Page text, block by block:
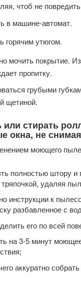
чтоб не
в машине-автомат.
горячим утюгом.
мочить покрытие.
пропитку.
грубыми
щетиной.
или стирать
окна, не снимая
моющего
полностью штору и
тряпочкой, удаляя
инструкции к
разбавленное с
его по всей
на 3-5 минут
аккуратно